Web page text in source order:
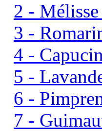
2 -
3 -
4 -
5 -
6 -
7 -